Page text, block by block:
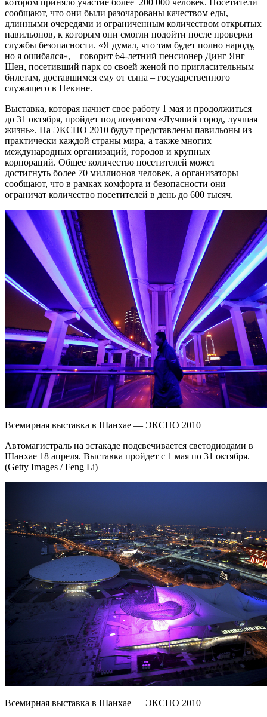
котором приняло участие более 200 000 человек. Посетители
сообщают, что они были разочарованы качеством еды,
длинными очередями и ограниченным количеством открытых
павильонов, к которым они смогли подойти после проверки
службы безопасности. «Я думал, что там будет полно народу,
но я ошибался», – говорит 64-летний пенсионер Динг Янг
Шен, посетивший парк со своей женой по пригласительным
билетам, доставшимся ему от сына – государственного
служащего в Пекине.
Выставка, которая начнет свое работу 1 мая и продолжиться
до 31 октября, пройдет под лозунгом «Лучший город, лучшая
жизнь». На ЭКСПО 2010 будут представлены павильоны из
практически каждой страны мира, а также многих
международных организаций, городов и крупных
корпораций. Общее количество посетителей может
достигнуть более 70 миллионов человек, а организаторы
сообщают, что в рамках комфорта и безопасности они
ограничат количество посетителей в день до 600 тысяч.
Всемирная выставка в Шанхае — ЭКСПО 2010
Автомагистраль на эстакаде подсвечивается светодиодами в
Шанхае 18 апреля. Выставка пройдет с 1 мая по 31 октября.
(Getty Images / Feng Li)
Всемирная выставка в Шанхае — ЭКСПО 2010